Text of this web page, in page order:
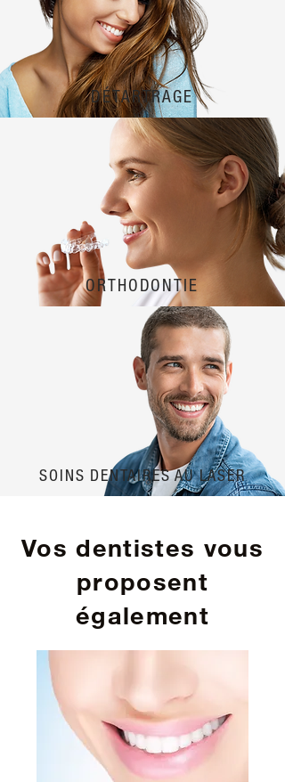
DÉTARTRAGE
ORTHODONTIE
SOINS DENTAIRES AU LASER
Vos dentistes vous
proposent
également